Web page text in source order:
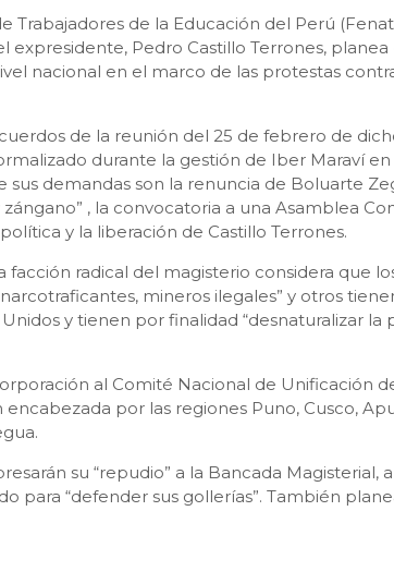
Trabajadores de la Educación del Perú
expresidente, Pedro Castillo Terrones,
nacional en el marco de las protestas
de la reunión del 25 de febrero de
durante la gestión de Iber Maraví
sus demandas son la renuncia de Boluarte
, la convocatoria a una Asamblea
y la liberación de Castillo Terrones.
facción radical del magisterio considera que
mineros ilegales” y otros
y tienen por finalidad “desnaturalizar la
al Comité Nacional de Unificación
encabezada por las regiones Puno, Cusco,
su “repudio” a la Bancada Magisterial,
para “defender sus gollerías”. También